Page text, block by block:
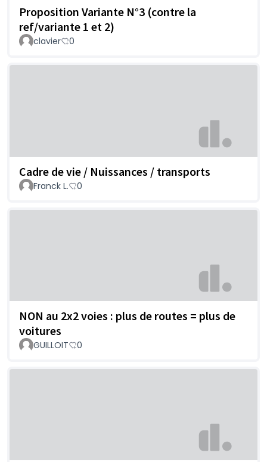
Proposition Variante N°3 (contre la
ref/variante 1 et 2)
clavier 0
Cadre de vie / Nuissances / transports
Franck L. 0
NON au 2x2 voies : plus de routes = plus de
voitures
GUILLOIT 0